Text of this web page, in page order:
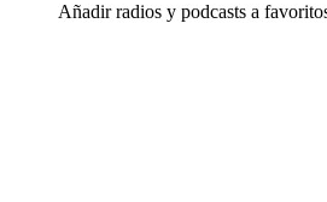
Añadir radios y podcasts a